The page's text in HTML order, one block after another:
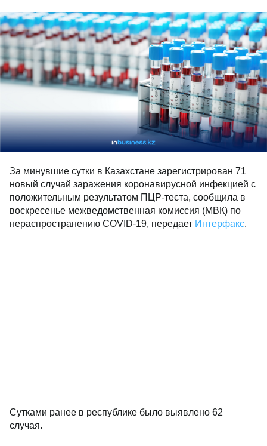
За минувшие сутки в Казахстане зарегистрирован 71
новый случай заражения коронавирусной инфекцией с
положительным результатом ПЦР-теста, сообщила в
воскресенье межведомственная комиссия (МВК) по
нераспространению COVID-19, передает Интерфакс.
Сутками ранее в республике было выявлено 62
случая.